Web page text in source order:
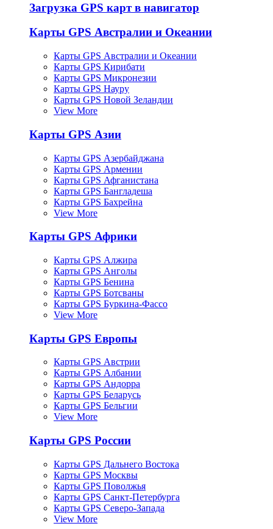
Загрузка GPS карт в навигатор
Карты GPS Австралии и Океании
Карты GPS Австралии и Океании
Карты GPS Кирибати
Карты GPS Микронезии
Карты GPS Науру
Карты GPS Новой Зеландии
View More
Карты GPS Азии
Карты GPS Азербайджана
Карты GPS Армении
Карты GPS Афганистана
Карты GPS Бангладеша
Карты GPS Бахрейна
View More
Карты GPS Африки
Карты GPS Алжира
Карты GPS Анголы
Карты GPS Бенина
Карты GPS Ботсваны
Карты GPS Буркина-Фассо
View More
Карты GPS Европы
Карты GPS Австрии
Карты GPS Албании
Карты GPS Андорра
Карты GPS Беларусь
Карты GPS Бельгии
View More
Карты GPS России
Карты GPS Дальнего Востока
Карты GPS Москвы
Карты GPS Поволжья
Карты GPS Санкт-Петербурга
Карты GPS Северо-Запада
View More